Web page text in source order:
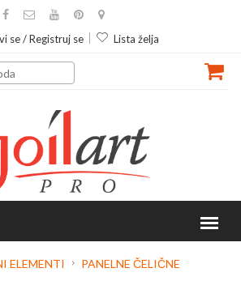
se / Registruj se Lista želja
ELEMENTI
PANELNE ČELIČNE